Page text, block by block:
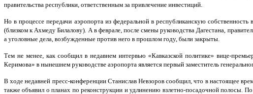
правительства республики, ответственным за привлечение инвестиций.
Но в процессе передачи аэропорта из федеральной в республиканскую
(близком к Ахмеду Билалову). А в феврале, после смены руководства Дагестана,
а уголовные дела, возбужденные против него в прошлом году, были закрыты.
Тем не менее, как сообщил в недавнем интервью «Кавказской политике» вице-
Керимова» в нынешнем руководстве аэропорта является первый заместитель
В ходе недавней пресс-конференции Станислав Невзоров сообщил, что в настоящее
также объявил о планах по реконструкции и удлинению взлетно-посадочной